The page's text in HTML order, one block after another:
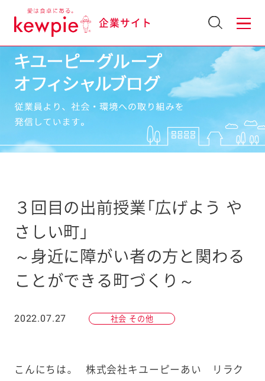
企業サイト
３回目の出前授業「広げよう や
さしい町」
～身近に障がい者の方と関わる
ことができる町づくり～
2022.07.27 社会 その他
こんにちは。 株式会社キユーピーあい リラク